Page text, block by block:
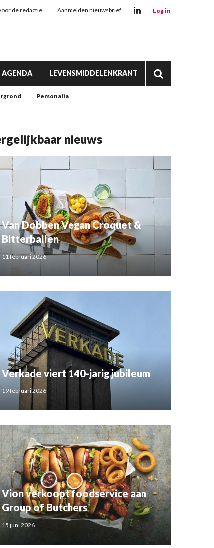
de redactie Aanmelden nieuwsbrief Log in
AGENDA LEVENSMIDDELENKRANT
Personalia
nieuws
Van Dobben Vegan Croquet &
Bitterballen
11 februari 2026
Verkade viert 140-jarig jubileum
19 februari 2026
Vion verkoopt foodservice aan
Group of Butchers
15 juni 2026